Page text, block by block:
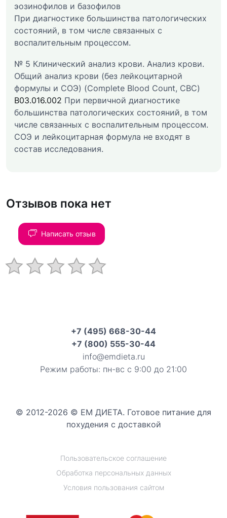
эозинофилов и базофилов
При диагностике большинства патологических
состояний, в том числе связанных с
воспалительным процессом.
№ 5 Клинический анализ крови. Анализ крови.
Общий анализ крови (без лейкоцитарной
формулы и СОЭ) (Complete Blood Count, CBC)
B03.016.002 При первичной диагностике
большинства патологических состояний, в том
числе связанных с воспалительным процессом.
СОЭ и лейкоцитарная формула не входят в
состав исследования.
Отзывов пока нет
Написать отзыв
+7 (495) 668-30-44
+7 (800) 555-30-44
info@emdieta.ru
Режим работы: пн-вс с 9:00 до 21:00
© 2012-2026 © ЕМ ДИЕТА. Готовое питание для
похудения с доставкой
Пользовательское соглашение
Обработка персональных данных
Условия пользования сайтом